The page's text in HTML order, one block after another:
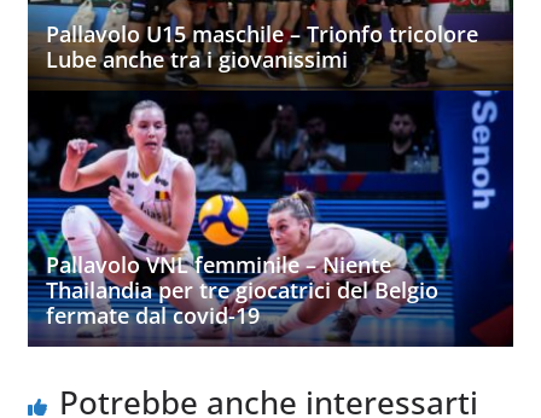
Pallavolo U15 maschile – Trionfo tricolore
Lube anche tra i giovanissimi
Pallavolo VNL femminile – Niente
Thailandia per tre giocatrici del Belgio
fermate dal covid-19
Potrebbe anche interessarti